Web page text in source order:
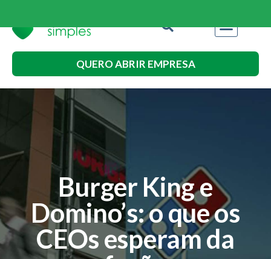
QUERO ABRIR EMPRESA
Burger King e
Domino’s: o que os
CEOs esperam da